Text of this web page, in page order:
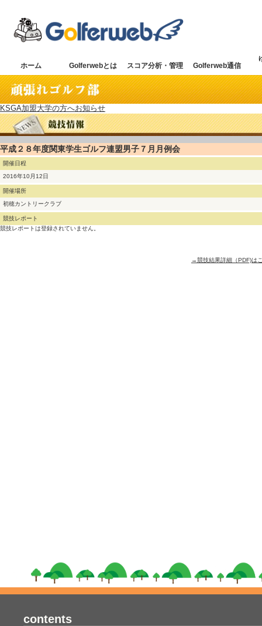
ホーム Golferwebとは スコア分析・管理 Golferweb通信
KSGA加盟大学の方へお知らせ
平成２８年度関東学生ゴルフ連盟男子７月月例会
開催日程
2016年10月12日
開催場所
初穂カントリークラブ
競技レポート
競技レポートは登録されていません。
→競技結果詳細（PDF)は
contents